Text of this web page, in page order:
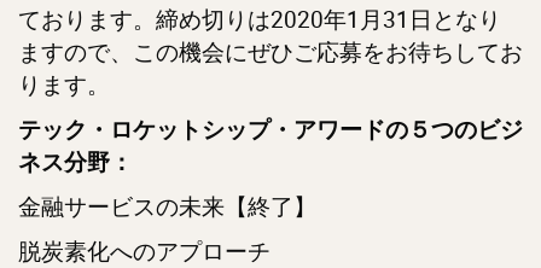
ております。締め切りは2020年1月31日となり
ますので、この機会にぜひご応募をお待ちしてお
ります。
テック・ロケットシップ・アワードの５つのビジ
ネス分野：
金融サービスの未来【終了】
脱炭素化へのアプローチ